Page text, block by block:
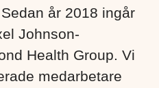
år 2018 ingår
Johnson-
Health Group. Vi
medarbetare